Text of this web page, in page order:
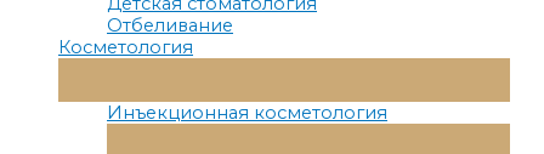
Отбеливание
Косметология
Меню
Инъекционная косметология